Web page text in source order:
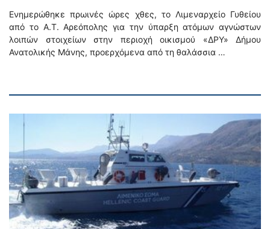
Ενημερώθηκε πρωινές ώρες χθες, το Λιμεναρχείο Γυθείου
από το Α.Τ. Αρεόπολης για την ύπαρξη ατόμων αγνώστων
λοιπών στοιχείων στην περιοχή οικισμού «ΔΡΥ» Δήμου
Ανατολικής Μάνης, προερχόμενα από τη θαλάσσια …